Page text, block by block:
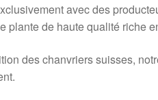
avec des
plante de haute qualité riche
des chanvriers suisses,